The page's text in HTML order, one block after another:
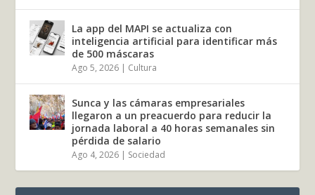
La app del MAPI se actualiza con
inteligencia artificial para identificar más
de 500 máscaras
Ago 5, 2026 | Cultura
Sunca y las cámaras empresariales
llegaron a un preacuerdo para reducir la
jornada laboral a 40 horas semanales sin
pérdida de salario
Ago 4, 2026 | Sociedad